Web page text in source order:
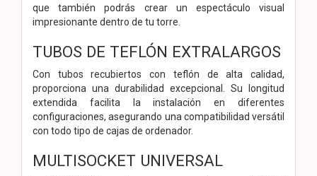
que también podrás crear un espectáculo visual
impresionante dentro de tu torre.
TUBOS DE TEFLÓN EXTRALARGOS
Con tubos recubiertos con teflón de alta calidad,
proporciona una durabilidad excepcional. Su longitud
extendida facilita la instalación en diferentes
configuraciones, asegurando una compatibilidad versátil
con todo tipo de cajas de ordenador.
MULTISOCKET UNIVERSAL